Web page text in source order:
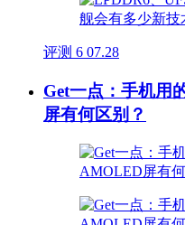
评测 6 07.28
Get一点：手机用
屏有何区别？